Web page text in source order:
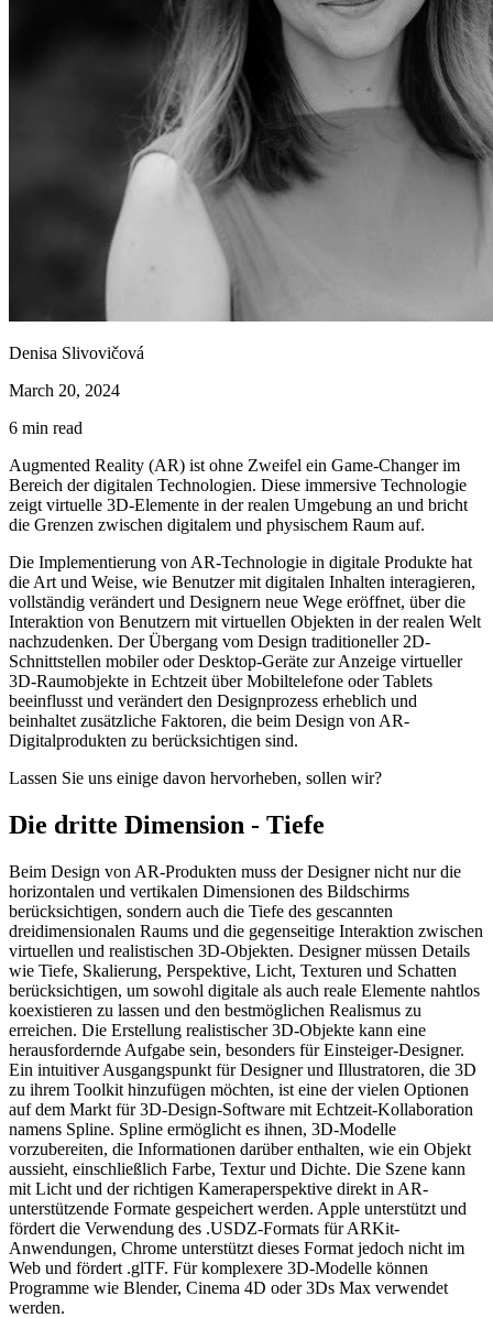
Denisa Slivovičová
March 20, 2024
6 min read
Augmented Reality (AR) ist ohne Zweifel ein Game-Changer im
Bereich der digitalen Technologien. Diese immersive Technologie
zeigt virtuelle 3D-Elemente in der realen Umgebung an und bricht
die Grenzen zwischen digitalem und physischem Raum auf.
Die Implementierung von AR-Technologie in digitale Produkte hat
die Art und Weise, wie Benutzer mit digitalen Inhalten interagieren,
vollständig verändert und Designern neue Wege eröffnet, über die
Interaktion von Benutzern mit virtuellen Objekten in der realen Welt
nachzudenken. Der Übergang vom Design traditioneller 2D-
Schnittstellen mobiler oder Desktop-Geräte zur Anzeige virtueller
3D-Raumobjekte in Echtzeit über Mobiltelefone oder Tablets
beeinflusst und verändert den Designprozess erheblich und
beinhaltet zusätzliche Faktoren, die beim Design von AR-
Digitalprodukten zu berücksichtigen sind.
Lassen Sie uns einige davon hervorheben, sollen wir?
Die dritte Dimension - Tiefe
Beim Design von AR-Produkten muss der Designer nicht nur die
horizontalen und vertikalen Dimensionen des Bildschirms
berücksichtigen, sondern auch die Tiefe des gescannten
dreidimensionalen Raums und die gegenseitige Interaktion zwischen
virtuellen und realistischen 3D-Objekten. Designer müssen Details
wie Tiefe, Skalierung, Perspektive, Licht, Texturen und Schatten
berücksichtigen, um sowohl digitale als auch reale Elemente nahtlos
koexistieren zu lassen und den bestmöglichen Realismus zu
erreichen. Die Erstellung realistischer 3D-Objekte kann eine
herausfordernde Aufgabe sein, besonders für Einsteiger-Designer.
Ein intuitiver Ausgangspunkt für Designer und Illustratoren, die 3D
zu ihrem Toolkit hinzufügen möchten, ist eine der vielen Optionen
auf dem Markt für 3D-Design-Software mit Echtzeit-Kollaboration
namens Spline. Spline ermöglicht es ihnen, 3D-Modelle
vorzubereiten, die Informationen darüber enthalten, wie ein Objekt
aussieht, einschließlich Farbe, Textur und Dichte. Die Szene kann
mit Licht und der richtigen Kameraperspektive direkt in AR-
unterstützende Formate gespeichert werden. Apple unterstützt und
fördert die Verwendung des .USDZ-Formats für ARKit-
Anwendungen, Chrome unterstützt dieses Format jedoch nicht im
Web und fördert .glTF. Für komplexere 3D-Modelle können
Programme wie Blender, Cinema 4D oder 3Ds Max verwendet
werden.